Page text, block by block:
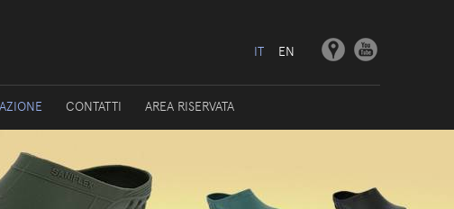
EN
IT
CONTATTI AREA RISERVATA